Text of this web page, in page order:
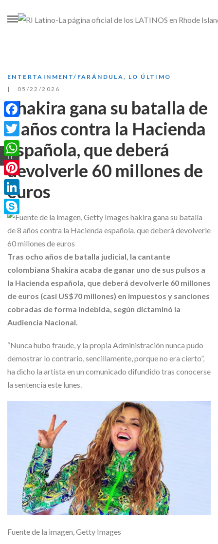
ENTERTAINMENT/FARÁNDULA
LO ÚLTIMO
05/22/2026
Shakira gana su batalla de
8 años contra la Hacienda
española, que deberá
devolverle 60 millones de
euros
Tras ocho años de batalla judicial, la cantante
colombiana Shakira acaba de ganar uno de sus pulsos a
la Hacienda española, que deberá devolverle 60 millones
de euros (casi US$70 millones) en impuestos y sanciones
cobradas de forma indebida, según dictaminó la
Audiencia Nacional.
“Nunca hubo fraude, y la propia Administración nunca pudo
demostrar lo contrario, sencillamente, porque no era cierto”,
ha dicho la artista en un comunicado difundido tras conocerse
la sentencia este lunes.
Fuente de la imagen,Getty Images
Facebook
Twitter
WhatsApp
Pinterest
LinkedIn
Skype